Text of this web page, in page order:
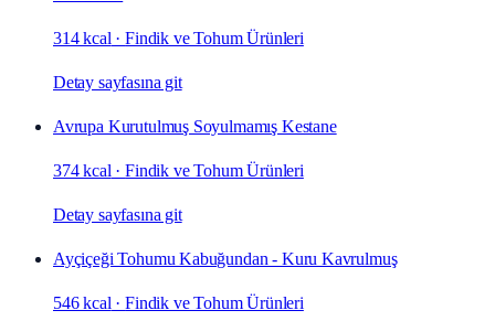
314 kcal ·Findik ve Tohum Ürünleri
Detay sayfasına git
Avrupa Kurutulmuş Soyulmamış Kestane
374 kcal ·Findik ve Tohum Ürünleri
Detay sayfasına git
Ayçiçeği Tohumu Kabuğundan - Kuru Kavrulmuş
546 kcal ·Findik ve Tohum Ürünleri